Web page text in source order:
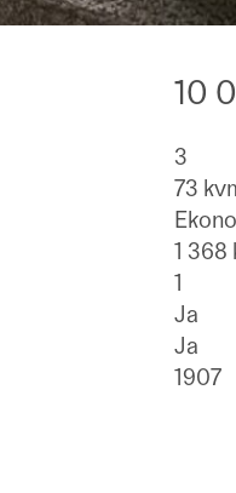
10
3
73
1 368
1
Ja
Ja
1907